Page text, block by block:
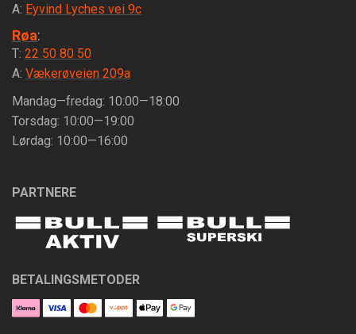
A: Eyvind Lyches vei 9c
Røa:
T: 22 50 80 50
A: Vækerøveien 209a
Mandag—fredag: 10:00—18:00
Torsdag: 10:00—19:00
Lørdag: 10:00—16:00
PARTNERE
BETALINGSMETODER